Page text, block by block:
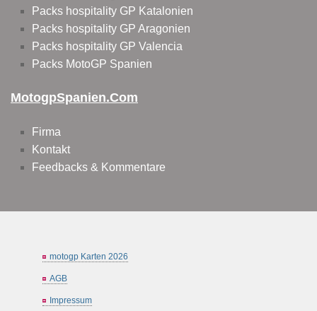
Packs hospitality GP Katalonien
Packs hospitality GP Aragonien
Packs hospitality GP Valencia
Packs MotoGP Spanien
MotogpSpanien.com
Firma
Kontakt
Feedbacks & Kommentare
motogp Karten 2026
AGB
Impressum